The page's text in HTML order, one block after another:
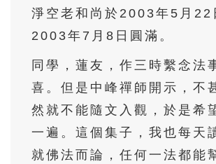
57
淨空老和尚於2003年5月22
2003年7月8日圓滿。
同學，蓮友，作三時繫念法
喜。但是中峰禪師開示，不
然就不能隨文入觀，於是希
一遍。這個集子，我也每天
就佛法而論，任何一法都能